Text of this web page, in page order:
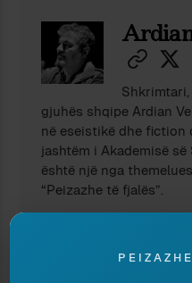
gjuhës shqipe Ardian
në eseistikë dhe fiction
jashtëm i Akademisë
është një nga
“Peizazhe të fjalës”.
TË NGJASHME